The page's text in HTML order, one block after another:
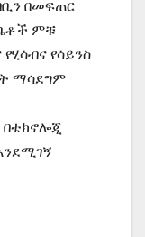
በመፍጠር
ምቹ
የሳይንስ
ማሳደግም
በቴክኖሎጂ